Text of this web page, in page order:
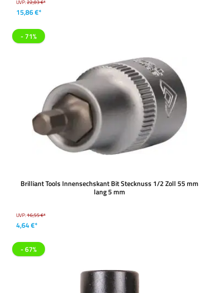
UVP:22,03 €*
15,86 €*
- 71%
Brilliant Tools Innensechskant Bit Stecknuss 1/2 Zoll 55 mm
lang 5 mm
UVP:16,55 €*
4,64 €*
- 67%